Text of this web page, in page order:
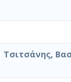
Τσιτσάνης,